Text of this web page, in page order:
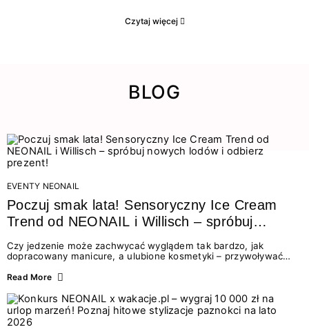
Czytaj więcej
BLOG
EVENTY NEONAIL
Poczuj smak lata! Sensoryczny Ice Cream
Trend od NEONAIL i Willisch – spróbuj
nowych lodów i odbierz prezent!
Czy jedzenie może zachwycać wyglądem tak bardzo, jak
dopracowany manicure, a ulubione kosmetyki – przywoływać
świata beauty i oszałamiających deserów to coś więcej niż
zmysłami: przez soczysty kolor, aksamitną teksturę,
orzeźwiający zapach i słodki akcent na podniebieniu. Tego lata
NEONAIL łączy siły z marką Willisch, tworząc unikalny projekt
na styku jedzenia i piękna....
Read More